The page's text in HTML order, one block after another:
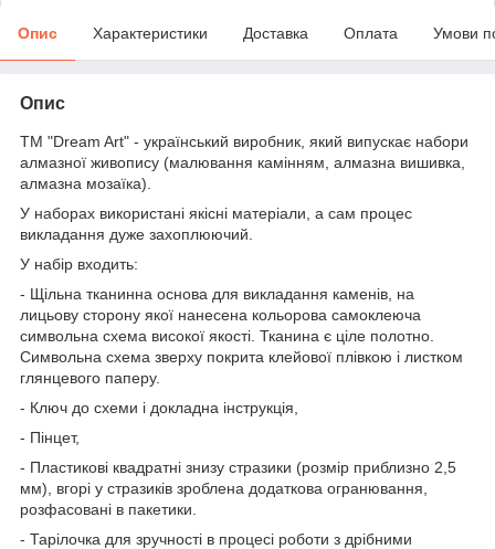
Опис Характеристики Доставка Оплата Умови
Опис
ТМ "Dream Art" - український виробник, який випускає набори
алмазної живопису (малювання камінням, алмазна вишивка,
алмазна мозаїка).
У наборах використані якісні матеріали, а сам процес
викладання дуже захоплюючий.
У набір входить:
- Щільна тканинна основа для викладання каменів, на
лицьову сторону якої нанесена кольорова самоклеюча
символьна схема високої якості. Тканина є ціле полотно.
Символьна схема зверху покрита клейової плівкою і листком
глянцевого паперу.
- Ключ до схеми і докладна інструкція,
- Пінцет,
- Пластикові квадратні знизу стразики (розмір приблизно 2,5
мм), вгорі у стразиків зроблена додаткова огранювання,
розфасовані в пакетики.
- Тарілочка для зручності в процесі роботи з дрібними